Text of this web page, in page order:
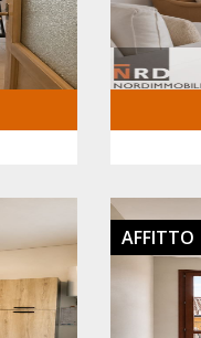
AFFITTO